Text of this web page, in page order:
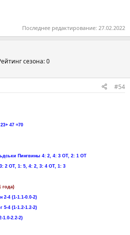
Последнее редактирование: 27.02.2022
сезона: 0
#54
47 =70
Пингвины 4: 2, 4: 3 ОТ, 2: 1 ОТ
2 ОТ, 1: 5, 4: 2, 3: 4 ОТ, 1: 3
года)
4 (1-1.1-0.0-2)
4 (1-1.2-1.2-2)
1.0-2.2-2)